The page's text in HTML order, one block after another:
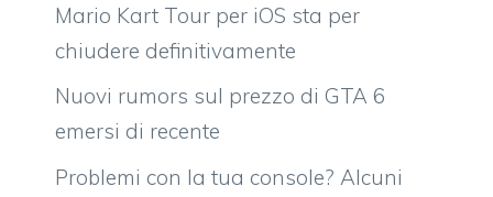
Mario Kart Tour per iOS sta per
chiudere definitivamente
Nuovi rumors sul prezzo di GTA 6
emersi di recente
Problemi con la tua console? Alcuni